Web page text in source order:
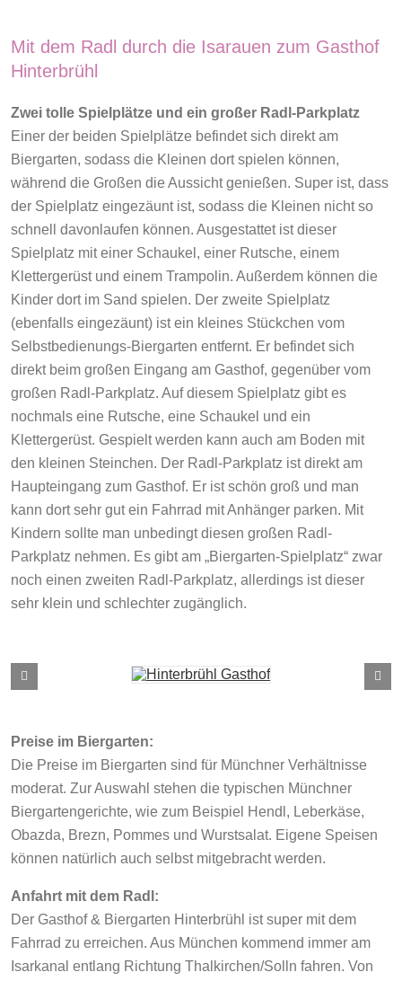
Mit dem Radl durch die Isarauen zum Gasthof
Hinterbrühl
Zwei tolle Spielplätze und ein großer Radl-Parkplatz
Einer der beiden Spielplätze befindet sich direkt am
Biergarten, sodass die Kleinen dort spielen können,
während die Großen die Aussicht genießen. Super ist, dass
der Spielplatz eingezäunt ist, sodass die Kleinen nicht so
schnell davonlaufen können. Ausgestattet ist dieser
Spielplatz mit einer Schaukel, einer Rutsche, einem
Klettergerüst und einem Trampolin. Außerdem können die
Kinder dort im Sand spielen. Der zweite Spielplatz
(ebenfalls eingezäunt) ist ein kleines Stückchen vom
Selbstbedienungs-Biergarten entfernt. Er befindet sich
direkt beim großen Eingang am Gasthof, gegenüber vom
großen Radl-Parkplatz. Auf diesem Spielplatz gibt es
nochmals eine Rutsche, eine Schaukel und ein
Klettergerüst. Gespielt werden kann auch am Boden mit
den kleinen Steinchen. Der Radl-Parkplatz ist direkt am
Haupteingang zum Gasthof. Er ist schön groß und man
kann dort sehr gut ein Fahrrad mit Anhänger parken. Mit
Kindern sollte man unbedingt diesen großen Radl-
Parkplatz nehmen. Es gibt am „Biergarten-Spielplatz“ zwar
noch einen zweiten Radl-Parkplatz, allerdings ist dieser
sehr klein und schlechter zugänglich.
Preise im Biergarten:
Die Preise im Biergarten sind für Münchner Verhältnisse
moderat. Zur Auswahl stehen die typischen Münchner
Biergartengerichte, wie zum Beispiel Hendl, Leberkäse,
Obazda, Brezn, Pommes und Wurstsalat. Eigene Speisen
können natürlich auch selbst mitgebracht werden.
Anfahrt mit dem Radl:
Der Gasthof & Biergarten Hinterbrühl ist super mit dem
Fahrrad zu erreichen. Aus München kommend immer am
Isarkanal entlang Richtung Thalkirchen/Solln fahren. Von